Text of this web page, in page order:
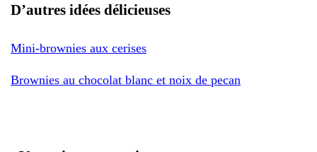
D’autres idées délicieuses
Mini-brownies aux cerises
Brownies au chocolat blanc et noix de pecan